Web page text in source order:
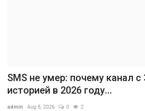
SMS не умер: почему канал с
историей в 2026 году...
admin Aug 8, 2026 0 2